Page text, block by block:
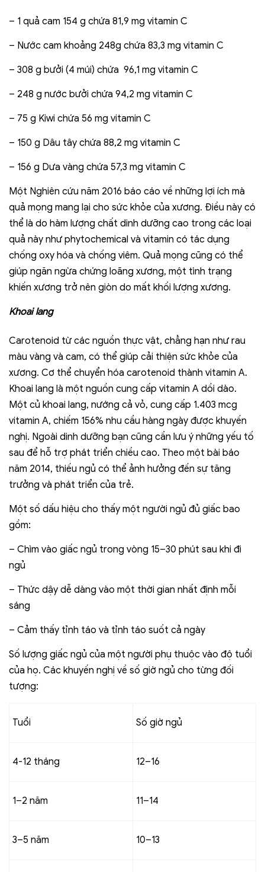
– 1 quả cam 154 g chứa 81,9 mg vitamin C
– Nước cam khoảng 248g chứa 83,3 mg vitamin C
– 308 g bưởi (4 múi) chứa 96,1 mg vitamin C
– 248 g nước bưởi chứa 94,2 mg vitamin C
– 75 g Kiwi chứa 56 mg vitamin C
– 150 g Dâu tây chứa 88,2 mg vitamin C
– 156 g Dưa vàng chứa 57,3 mg vitamin C
Một Nghiên cứu năm 2016 báo cáo về những lợi ích mà
quả mọng mang lại cho sức khỏe của xương. Điều này có
thể là do hàm lượng chất dinh dưỡng cao trong các loại
quả này như phytochemical và vitamin có tác dụng
chống oxy hóa và chống viêm. Quả mọng cũng có thể
giúp ngăn ngừa chứng loãng xương, một tình trạng
khiến xương trở nên giòn do mất khối lượng xương.
Khoai lang
Carotenoid từ các nguồn thực vật, chẳng hạn như rau
màu vàng và cam, có thể giúp cải thiện sức khỏe của
xương. Cơ thể chuyển hóa carotenoid thành vitamin A.
Khoai lang là một nguồn cung cấp vitamin A dồi dào.
Một củ khoai lang, nướng cả vỏ, cung cấp 1.403 mcg
vitamin A, chiếm 156% nhu cầu hàng ngày được khuyến
nghị. Ngoài dinh dưỡng bạn cũng cần lưu ý những yếu tố
sau để hỗ trợ phát triển chiều cao. Theo một bài báo
năm 2014, thiếu ngủ có thể ảnh hưởng đến sự tăng
trưởng và phát triển của trẻ.
Một số dấu hiệu cho thấy một người ngủ đủ giấc bao
gồm:
– Chìm vào giấc ngủ trong vòng 15–30 phút sau khi đi
ngủ
– Thức dậy dễ dàng vào một thời gian nhất định mỗi
sáng
– Cảm thấy tỉnh táo và tỉnh táo suốt cả ngày
Số lượng giấc ngủ của một người phụ thuộc vào độ tuổi
của họ. Các khuyến nghị về số giờ ngủ cho từng đối
tượng:
Tuổi Số giờ ngủ
4-12 tháng 12–16
1–2 năm 11–14
3–5 năm 10–13